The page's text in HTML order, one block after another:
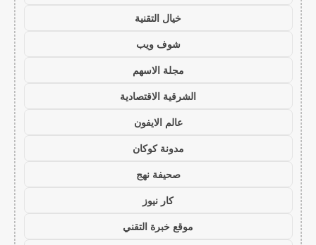
خيال التقنية
شوف ويب
مجلة الاسهم
الشرقية الاقتصادية
عالم الايفون
مدونة كوكان
صحيفة نهج
كار نيوز
موقع خبرة التقني